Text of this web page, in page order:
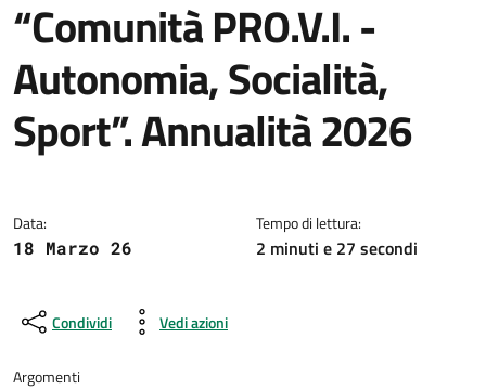
“Comunità PRO.V.I. -
Autonomia, Socialità,
Sport”. Annualità 2026
Data:
18 Marzo 26
Tempo di lettura:
2 minuti e 27 secondi
Condividi Vedi azioni
Argomenti